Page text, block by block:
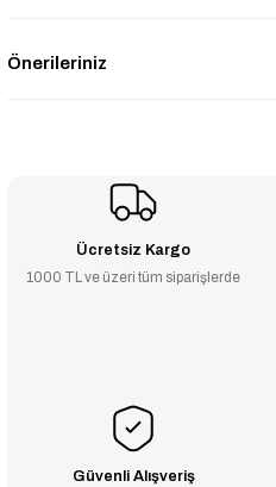
Önerileriniz
Ücretsiz Kargo
1000 TL ve üzeri tüm siparişlerde
Güvenli Alışveriş